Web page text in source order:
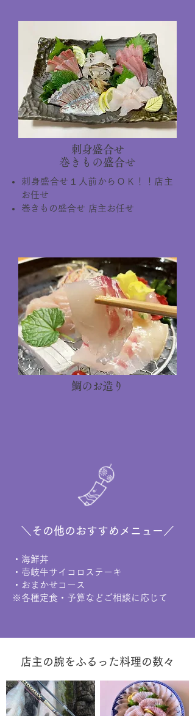
刺身盛合せ
巻きもの盛合せ
刺身盛合せ１人前からＯＫ！！店主
お任せ
巻きもの盛合せ 店主お任せ
鯛のお造り
＼その他のおすすめメニュー／
・海鮮丼
・壱岐牛サイコロステーキ
・おまかせコース
※各種定食・予算などご相談に応じて
店主の腕をふるった料理の数々